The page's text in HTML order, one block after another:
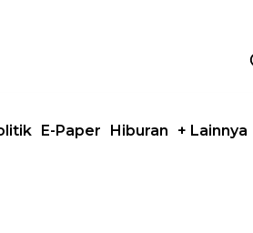
E-Paper Hiburan + Lainnya